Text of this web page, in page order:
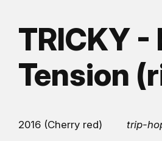
TRICKY
Tension
2016 (Cherry red) trip-